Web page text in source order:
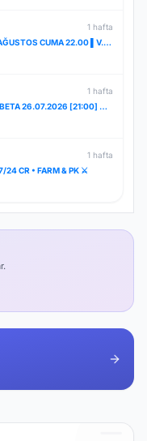
1 hafta
☢️⏩█ ▆ ▅ ▃ ▂✅KOX V2[⭐ OFFICIAL 7 AĞUSTOS CUMA 22.00 ▌V.2⭐] ✅ ⚔️⋆ BOL ETKİNLİK ⋆⚔️ ⋆ LIGHT FARM ⚔️
1 hafta
RavionKO⚔️AphellioS⚔️v23x⚔️Farm⚔️BETA 26.07.2026 [21:00] ⚔️OFFİCAL 31.07.2026 [21:00]⚔️Bakiye Ödüllü
1 hafta
24 CR • FARM & PK ⚔️